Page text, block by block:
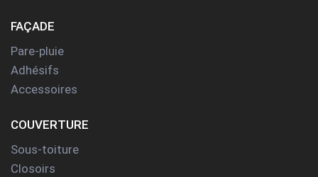
FAÇADE
Pare-pluie
Adhésifs
Accessoires
COUVERTURE
Sous-toiture
Closoirs